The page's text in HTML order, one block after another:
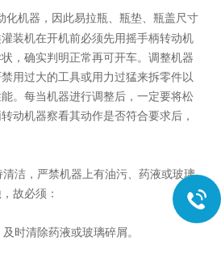
化机器，因此易拉瓶、瓶垫、瓶盖尺寸
装机在开机前必须先用摇手柄转动机
，确实判明正常再可开车。调整机器
用过大的工具或用力过猛来拆零件以
。每当机器进行调整后，一定要将松
动机器察看其动作是否符合要求后，
清洁，严禁机器上有油污、药液或玻璃
故必须：
时清除药液或玻璃碎屑。